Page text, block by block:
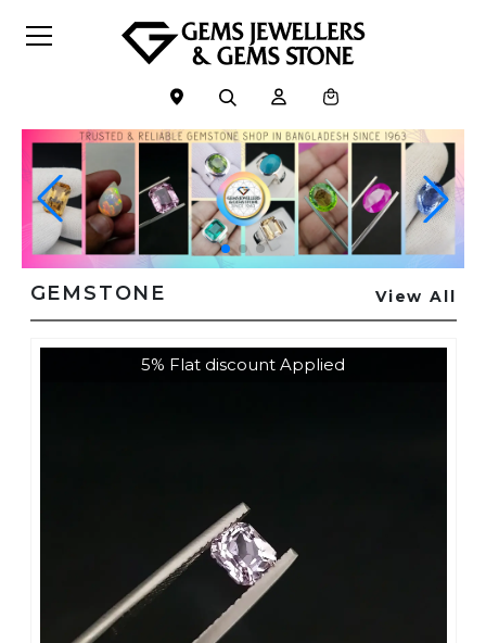
GEMSTONE View All
5% Flat discount Applied